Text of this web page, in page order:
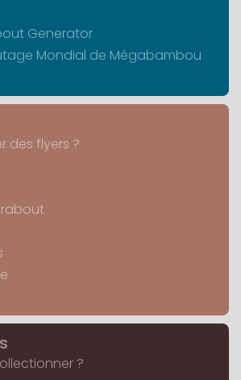
Generator
Mondial de Mégabambou
des flyers ?
?